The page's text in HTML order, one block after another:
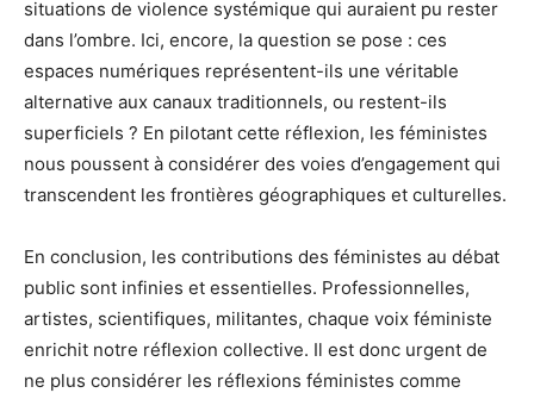
situations de violence systémique qui auraient pu rester
dans l’ombre. Ici, encore, la question se pose : ces
espaces numériques représentent-ils une véritable
alternative aux canaux traditionnels, ou restent-ils
superficiels ? En pilotant cette réflexion, les féministes
nous poussent à considérer des voies d’engagement qui
transcendent les frontières géographiques et culturelles.
En conclusion, les contributions des féministes au débat
public sont infinies et essentielles. Professionnelles,
artistes, scientifiques, militantes, chaque voix féministe
enrichit notre réflexion collective. Il est donc urgent de
ne plus considérer les réflexions féministes comme